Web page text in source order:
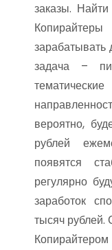
заказы.
зарабатывать
задача –
вероятно,
рублей
появятся
регулярно
заработок
тысяч рублей.